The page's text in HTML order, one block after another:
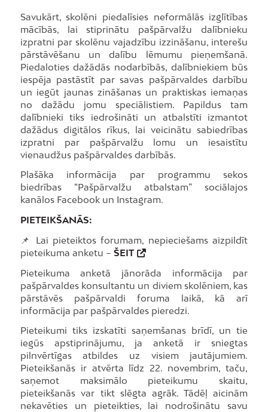
Savukārt, skolēni piedalīsies neformālās izglītības
mācībās, lai stiprinātu pašpārvalžu dalībnieku
izpratni par skolēnu vajadzību izzināšanu, interešu
pārstāvēšanu un dalību lēmumu pieņemšanā.
Piedaloties dažādās nodarbībās, dalībniekiem būs
iespēja pastāstīt par savas pašpārvaldes darbību
un iegūt jaunas zināšanas un praktiskas iemaņas
no dažādu jomu speciālistiem. Papildus tam
dalībnieki tiks iedrošināti un atbalstīti izmantot
dažādus digitālos rīkus, lai veicinātu sabiedrības
izpratni par pašpārvalžu lomu un iesaistītu
vienaudžus pašpārvaldes darbībās.
Plašāka informācija par programmu sekos
biedrības “Pašpārvalžu atbalstam” sociālajos
kanālos Facebook un Instagram.
PIETEIKŠANĀS:
📌 Lai pieteiktos forumam, nepieciešams aizpildīt
pieteikuma anketu – ŠEIT
Pieteikuma anketā jānorāda informācija par
pašpārvaldes konsultantu un diviem skolēniem, kas
pārstāvēs pašpārvaldi foruma laikā, kā arī
informācija par pašpārvaldes pieredzi.
Pieteikumi tiks izskatīti saņemšanas brīdī, un tie
iegūs apstiprinājumu, ja anketā ir sniegtas
pilnvērtīgas atbildes uz visiem jautājumiem.
Pieteikšanās ir atvērta līdz 22. novembrim, taču,
saņemot maksimālo pieteikumu skaitu,
pieteikšanās var tikt slēgta agrāk. Tādēļ aicinām
nekavēties un pieteikties, lai nodrošinātu savu